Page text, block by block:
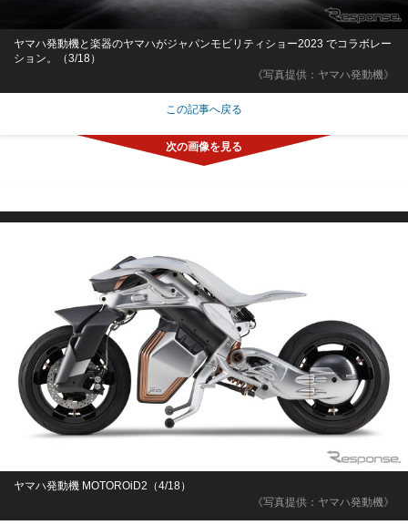
《写真提供：ヤマハ発動機》
ヤマハ発動機と楽器のヤマハがジャパンモビリティショー2023 でコラボレー
ション。（3/18）
この記事へ戻る
《写真提供：ヤマハ発動機》
ヤマハ発動機 MOTOROiD2（4/18）